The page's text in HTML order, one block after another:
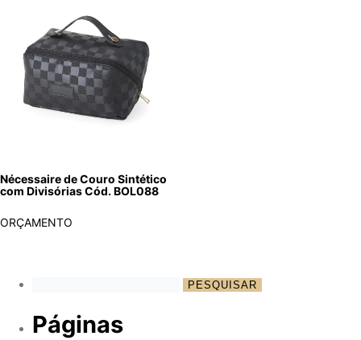
Nécessaire de Couro Sintético
com Divisórias Cód. BOL088
ORÇAMENTO
Páginas